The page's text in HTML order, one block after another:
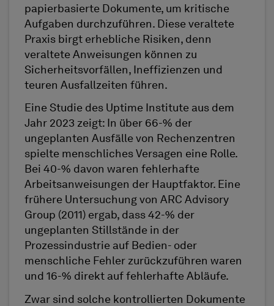
papierbasierte Dokumente, um kritische
Aufgaben durchzuführen. Diese veraltete
Praxis birgt erhebliche Risiken, denn
veraltete Anweisungen können zu
Sicherheitsvorfällen, Ineffizienzen und
teuren Ausfallzeiten führen.
Eine Studie des Uptime Institute aus dem
Jahr 2023 zeigt: In über 66-% der
ungeplanten Ausfälle von Rechenzentren
spielte menschliches Versagen eine Rolle.
Bei 40-% davon waren fehlerhafte
Arbeitsanweisungen der Hauptfaktor. Eine
frühere Untersuchung von ARC Advisory
Group (2011) ergab, dass 42-% der
ungeplanten Stillstände in der
Prozessindustrie auf Bedien- oder
menschliche Fehler zurückzuführen waren
und 16-% direkt auf fehlerhafte Abläufe.
Zwar sind solche kontrollierten Dokumente